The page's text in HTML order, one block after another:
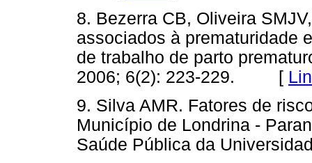
8. Bezerra CB, Oliveira
associados à prematuridade
de trabalho de parto
2006; 6(2): 223-229. [
9. Silva AMR. Fatores de
Município de Londrina -
Saúde Pública da